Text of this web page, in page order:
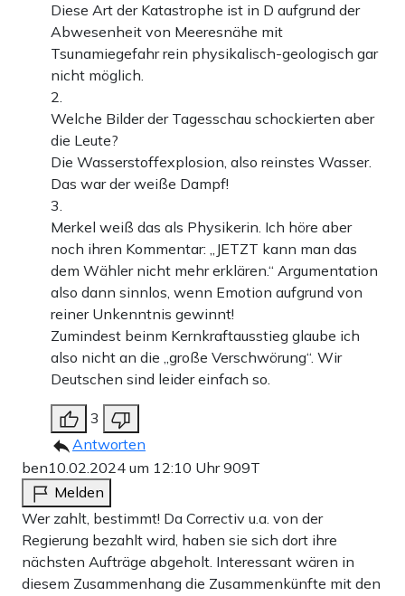
Diese Art der Katastrophe ist in D aufgrund der
Abwesenheit von Meeresnähe mit
Tsunamiegefahr rein physikalisch-geologisch gar
nicht möglich.
2.
Welche Bilder der Tagesschau schockierten aber
die Leute?
Die Wasserstoffexplosion, also reinstes Wasser.
Das war der weiße Dampf!
3.
Merkel weiß das als Physikerin. Ich höre aber
noch ihren Kommentar: „JETZT kann man das
dem Wähler nicht mehr erklären.“ Argumentation
also dann sinnlos, wenn Emotion aufgrund von
reiner Unkenntnis gewinnt!
Zumindest beinm Kernkraftausstieg glaube ich
also nicht an die „große Verschwörung“. Wir
Deutschen sind leider einfach so.
3
Antworten
ben10.02.2024 um 12:10 Uhr909T
Melden
Wer zahlt, bestimmt! Da Correctiv u.a. von der
Regierung bezahlt wird, haben sie sich dort ihre
nächsten Aufträge abgeholt. Interessant wären in
diesem Zusammenhang die Zusammenkünfte mit den